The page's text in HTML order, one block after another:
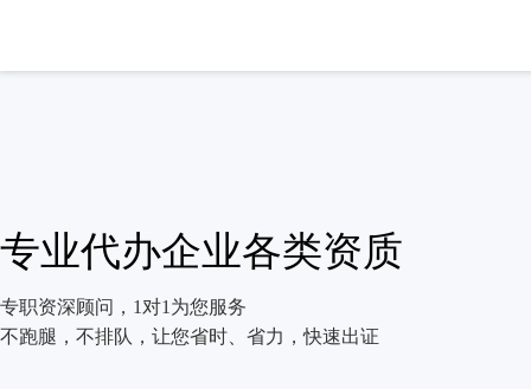
专业代办企业各类资质
专职资深顾问，1对1为您服务
不跑腿，不排队，让您省时、省力，快速出证